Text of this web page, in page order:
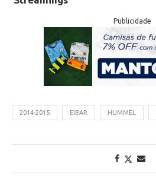
Publicidade
2014-2015 EIBAR HUMMEL